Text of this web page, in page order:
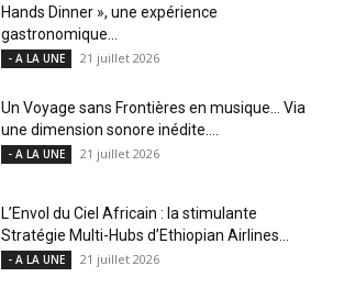
Hands Dinner », une expérience
gastronomique...
- A LA UNE 21 juillet 2026
Un Voyage sans Frontières en musique… Via
une dimension sonore inédite....
- A LA UNE 21 juillet 2026
L’Envol du Ciel Africain : la stimulante
Stratégie Multi-Hubs d’Ethiopian Airlines...
- A LA UNE 21 juillet 2026